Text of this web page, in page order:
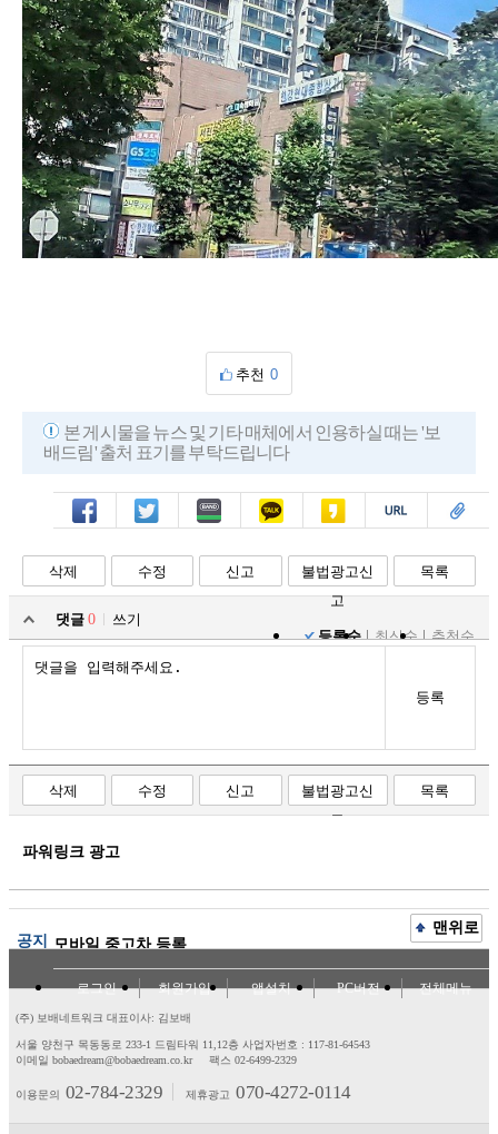
추천 0
본 게시물을 뉴스 및 기타 매체에서 인용하실 때는 '보
배드림' 출처 표기를 부탁드립니다
페북 트윗 밴드 카톡 카스 복사 스크랩
삭제 수정 신고
불법광고신
고
목록
댓글 0
쓰기
등록순
최신순 추천순
등록
삭제 수정 신고
불법광고신
고
목록
파워링크 광고
공지 모바일 중고차 등록
맨위로
로그인 회원가입 앱설치 PC버전 전체메뉴
(주) 보배네트워크 대표이사: 김보배
서울 양천구 목동동로 233-1 드림타워 11,12층 사업자번호 : 117-81-64543
이메일 bobaedream@bobaedream.co.kr
팩스 02-6499-2329
이용문의 02-784-2329 제휴광고 070-4272-0114